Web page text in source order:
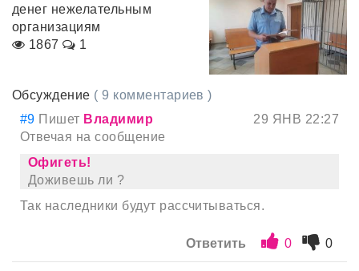
денег нежелательным
организациям
1867
1
Обсуждение ( 9 комментариев )
#9 Пишет Владимир
29 ЯНВ 22:27
Отвечая на сообщение
Офигеть!
Доживешь ли ?
Так наследники будут рассчитываться.
Ответить 0 0